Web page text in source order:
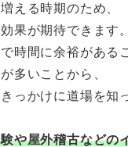
える時期のため、
果が期待できます。
時間に余裕がある
多いことから、
っかけに道場を知
や屋外稽古などの